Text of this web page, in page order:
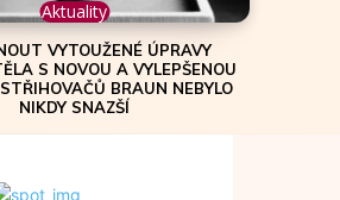
Aktuality
VYTOUŽENÉ ÚPRAVY
S NOVOU A VYLEPŠENOU
BRAUN NEBYLO
NIKDY SNAZŠÍ